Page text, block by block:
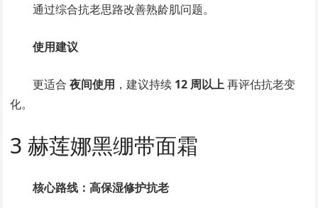
通过综合抗老思路改善熟龄肌问题。
使用建议
更适合夜间使用 ，建议持续 12 周以上再评估抗老变
化。
3 赫莲娜黑绷带面霜
核心路线：高保湿修护抗老